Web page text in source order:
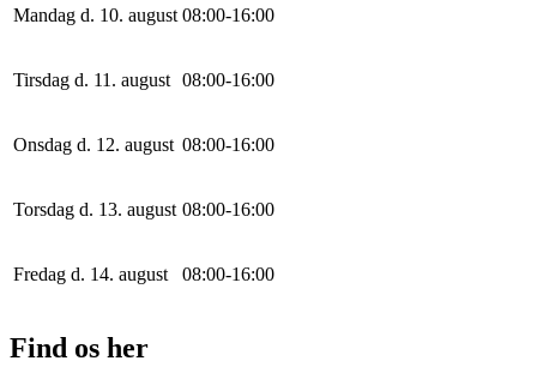
Mandag d. 10. august 08:00-16:00
Tirsdag d. 11. august 08:00-16:00
Onsdag d. 12. august 08:00-16:00
Torsdag d. 13. august 08:00-16:00
Fredag d. 14. august 08:00-16:00
Find os her